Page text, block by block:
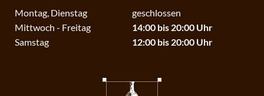
Montag, Dienstag
Mittwoch - Freitag
Samstag
geschlossen
14:00 bis 20:00 Uhr
12:00 bis 20:00 Uhr